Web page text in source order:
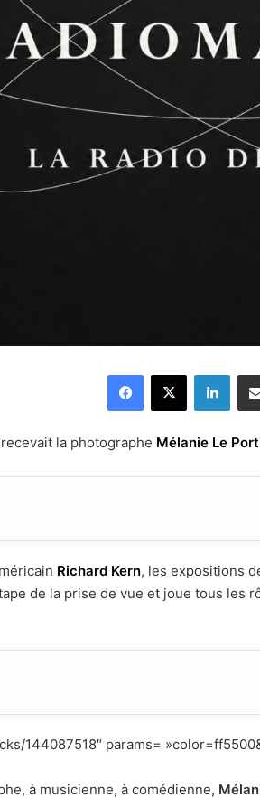
recevait la photographe Mélanie Le
Richard Kern, les expositions
de la prise de vue et joue tous
144087518″ params=
à musicienne, à comédienne,